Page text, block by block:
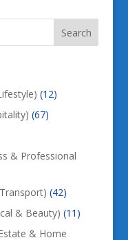
(12)
(67)
& Professional
(42)
& Beauty) (11)
& Home